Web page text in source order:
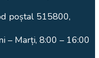
poștal 515800,
– Marți, 8:00 – 16:00